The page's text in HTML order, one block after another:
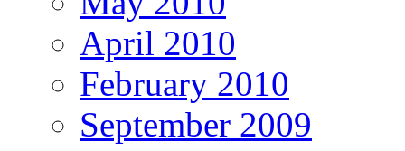
April 2010
February 2010
September 2009